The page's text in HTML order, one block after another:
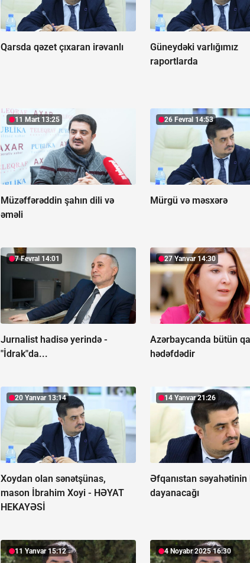
Qarsda qəzet çıxaran irəvanlı
Güneydəki varlığımız
raportlarda
11 Mart 13:25
Müzəffərəddin şahın dili və
əməli
26 Fevral 14:53
Mürgü və məsxərə
7 Fevral 14:01
Jurnalist hadisə yerində -
"İdrak"da...
27 Yanvar 14:30
Azərbaycanda bütün
hədəfdədir
20 Yanvar 13:14
Xoydan olan sənətşünas,
mason İbrahim Xoyi - HƏYAT
HEKAYƏSİ
14 Yanvar 21:26
Əfqanıstan səyahətinin
dayanacağı
11 Yanvar 15:12 4 Noyabr 2025 16:30